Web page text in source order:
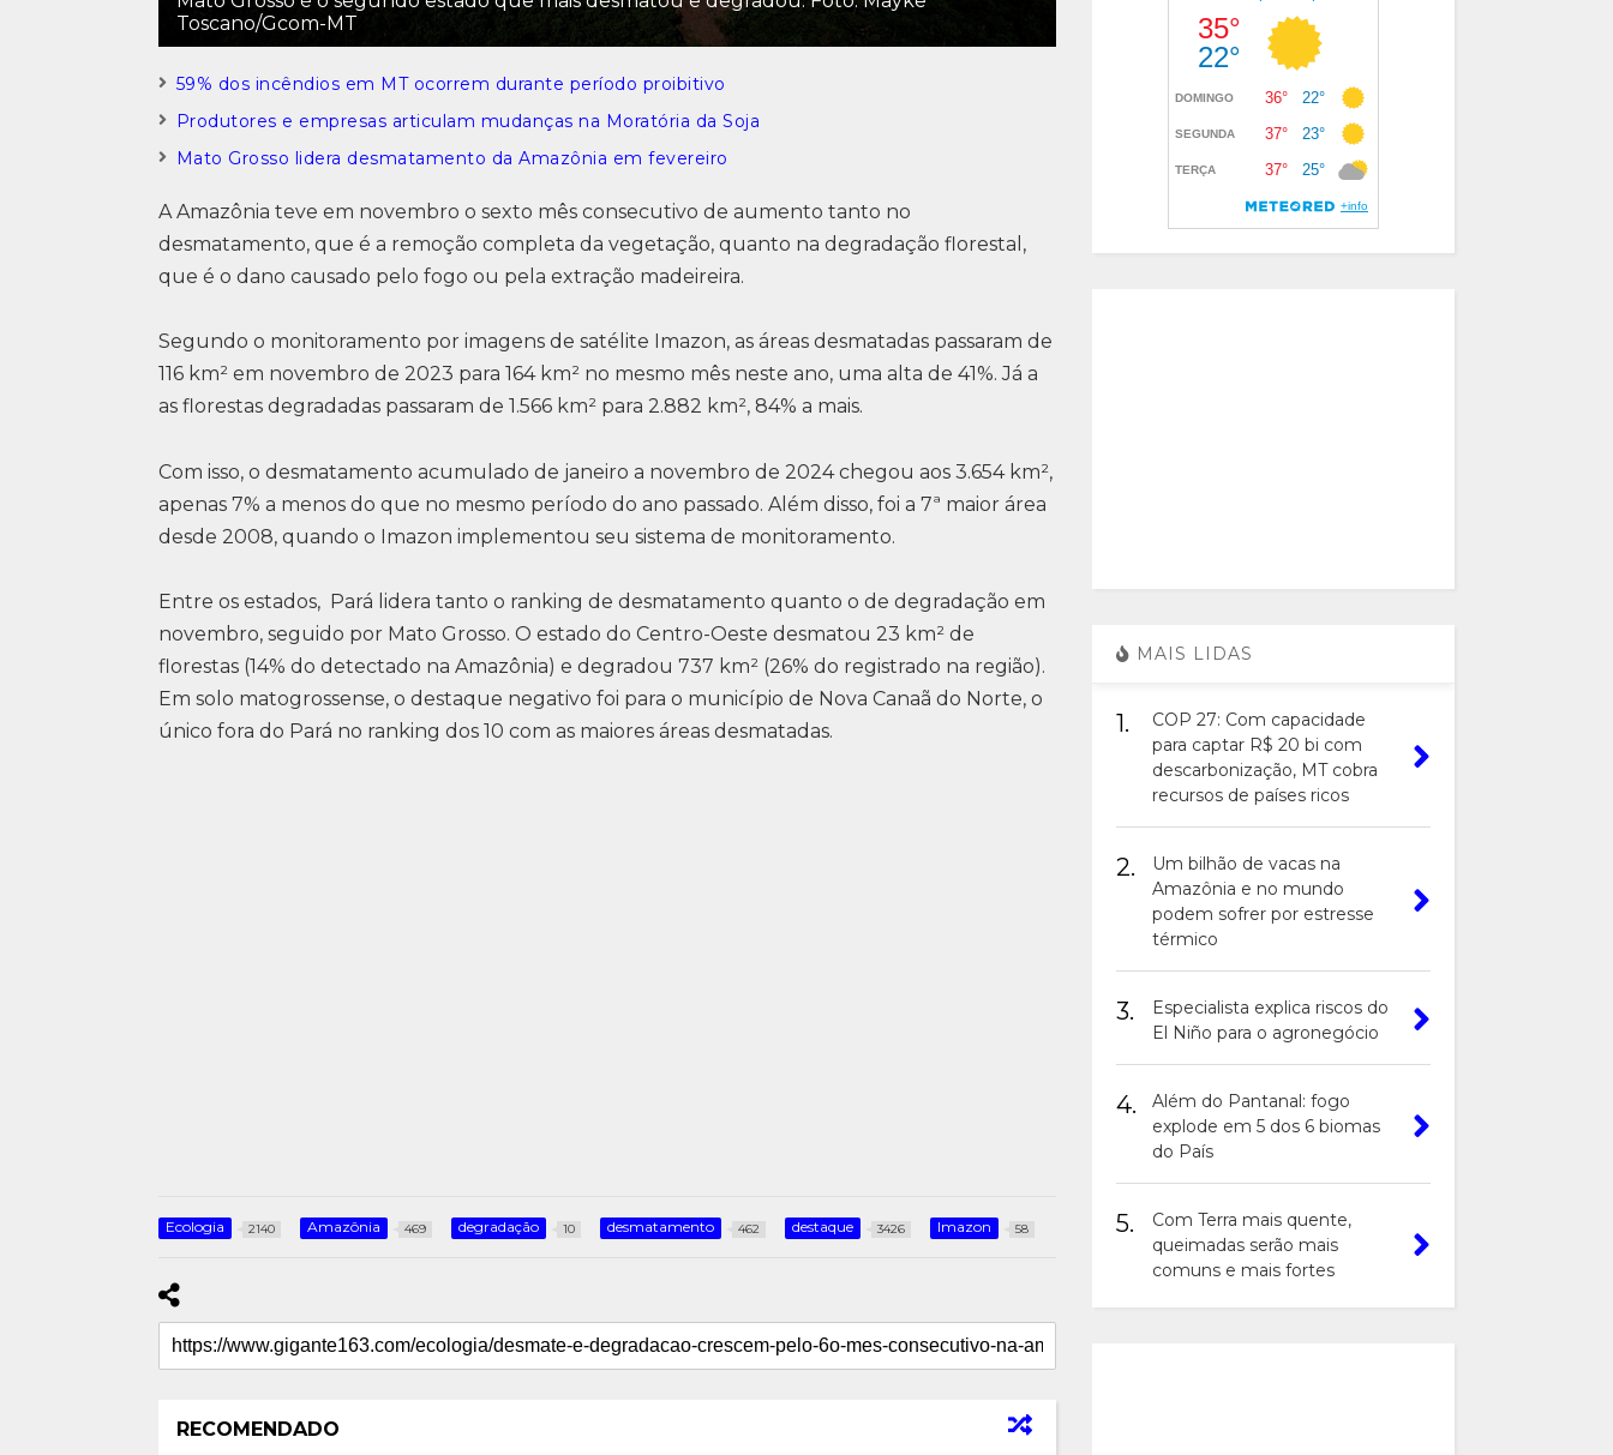
Toscano/Gcom-MT
59% dos incêndios em MT ocorrem durante período proibitivo
Produtores e empresas articulam mudanças na Moratória da Soja
Mato Grosso lidera desmatamento da Amazônia em fevereiro
A Amazônia teve em novembro o sexto mês consecutivo de aumento tanto no
desmatamento, que é a remoção completa da vegetação, quanto na degradação florestal,
que é o dano causado pelo fogo ou pela extração madeireira.
Segundo o monitoramento por imagens de satélite Imazon, as áreas desmatadas passaram de
116 km² em novembro de 2023 para 164 km² no mesmo mês neste ano, uma alta de 41%. Já a
as florestas degradadas passaram de 1.566 km² para 2.882 km², 84% a mais.
Com isso, o desmatamento acumulado de janeiro a novembro de 2024 chegou aos 3.654 km²,
apenas 7% a menos do que no mesmo período do ano passado. Além disso, foi a 7ª maior área
desde 2008, quando o Imazon implementou seu sistema de monitoramento.
Entre os estados, Pará lidera tanto o ranking de desmatamento quanto o de degradação em
novembro, seguido por Mato Grosso. O estado do Centro-Oeste desmatou 23 km² de
florestas (14% do detectado na Amazônia) e degradou 737 km² (26% do registrado na região).
Em solo matogrossense, o destaque negativo foi para o município de Nova Canaã do Norte, o
único fora do Pará no ranking dos 10 com as maiores áreas desmatadas.
Ecologia 2140 Amazônia 469 degradação 10 desmatamento 462 destaque 3426 Imazon 58
RECOMENDADO
MAIS LIDAS
1.
COP 27: Com capacidade
para captar R$ 20 bi com
descarbonização, MT cobra
recursos de países ricos
2.
Um bilhão de vacas na
Amazônia e no mundo
podem sofrer por estresse
térmico
3.
Especialista explica riscos do
El Niño para o agronegócio
4.
Além do Pantanal: fogo
explode em 5 dos 6 biomas
do País
5.
Com Terra mais quente,
queimadas serão mais
comuns e mais fortes